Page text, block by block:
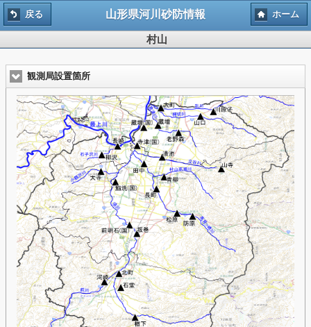
戻る 山形県河川砂防情報 ホーム
村山
観測局設置箇所